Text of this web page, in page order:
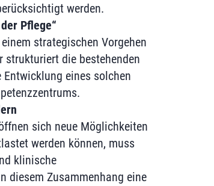
werden.
Pflege“
strategischen Vorgehen
strukturiert die bestehenden
eines solchen
sich neue Möglichkeiten
werden können, muss
klinische
diesem Zusammenhang eine